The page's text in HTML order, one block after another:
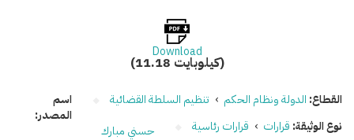
Download
(11.18 كيلوبايت)
القطاع: الدولة ونظام الحكم › تنظيم السلطة القضائية
نوع الوثيقة: قرارات › قرارات رئاسية
اسم
المصدر:
حسني مبارك